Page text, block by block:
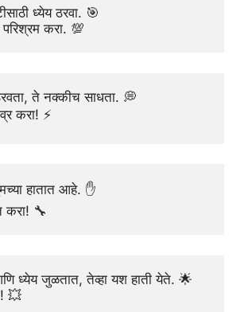
ध्येय ठरवा. 🎯
परिश्रम करा. 💯
ते नक्कीच साधता. 💭
करा! ⚡
हातात आहे. ✋
करा! 🔧
ध्येय जुळतात, तेव्हा यश हाती येते. 🌟
💥